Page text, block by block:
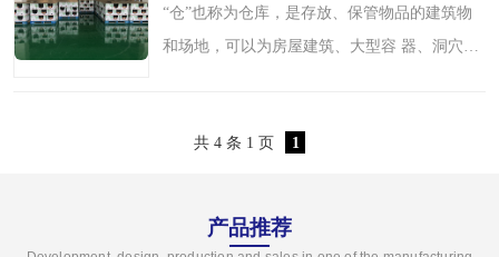
“仓”也称为仓库，是存放、保管物品的建筑物
和场地，可以为房屋建筑、大型容 器、洞穴或
保护、管理、贮..
共 4 条 1 页 1
产品推荐